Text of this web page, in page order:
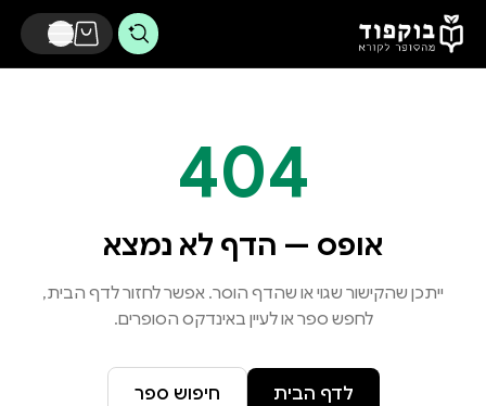
דלג לתוכן הראשי
404
אופס — הדף לא נמצא
ייתכן שהקישור שגוי או שהדף הוסר. אפשר לחזור לדף הבית,
לחפש ספר או לעיין באינדקס הסופרים.
לדף הבית חיפוש ספר